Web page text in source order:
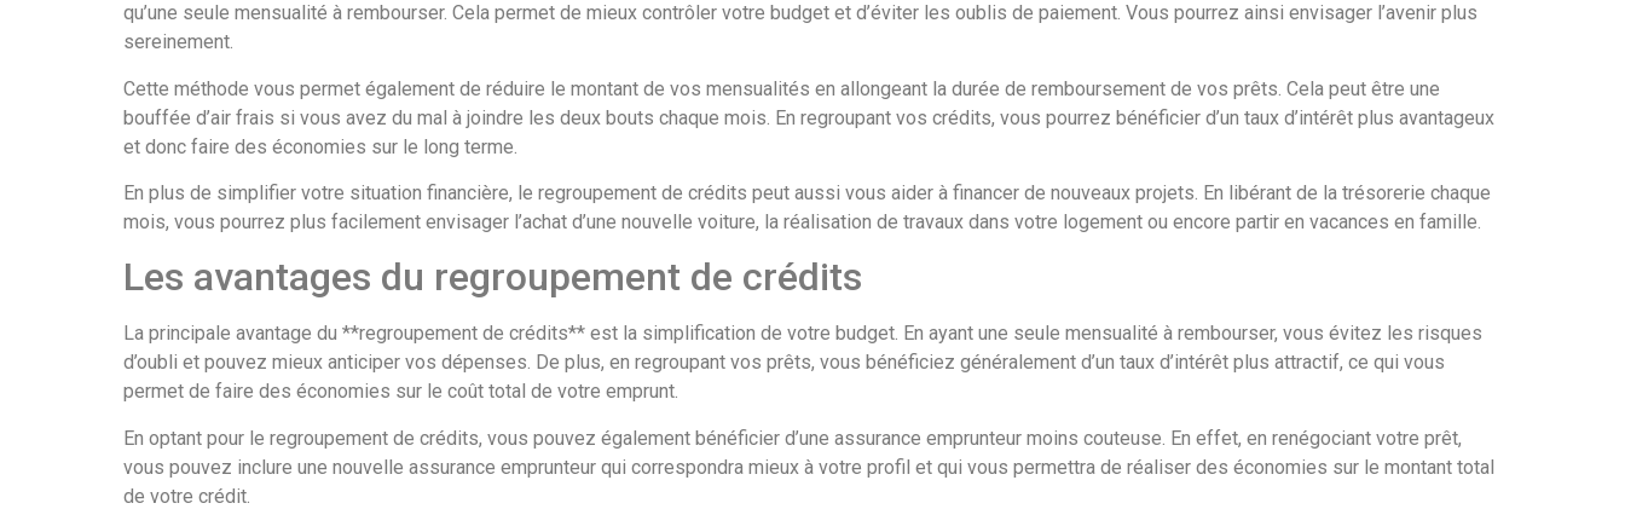
qu’une seule mensualité à rembourser. Cela permet de mieux contrôler votre budget et d’éviter les oublis de paiement. Vous pourrez ainsi envisager l’avenir plus
sereinement.
Cette méthode vous permet également de réduire le montant de vos mensualités en allongeant la durée de remboursement de vos prêts. Cela peut être une
bouffée d’air frais si vous avez du mal à joindre les deux bouts chaque mois. En regroupant vos crédits, vous pourrez bénéficier d’un taux d’intérêt plus avantageux
et donc faire des économies sur le long terme.
En plus de simplifier votre situation financière, le regroupement de crédits peut aussi vous aider à financer de nouveaux projets. En libérant de la trésorerie chaque
mois, vous pourrez plus facilement envisager l’achat d’une nouvelle voiture, la réalisation de travaux dans votre logement ou encore partir en vacances en famille.
Les avantages du regroupement de crédits
La principale avantage du **regroupement de crédits** est la simplification de votre budget. En ayant une seule mensualité à rembourser, vous évitez les risques
d’oubli et pouvez mieux anticiper vos dépenses. De plus, en regroupant vos prêts, vous bénéficiez généralement d’un taux d’intérêt plus attractif, ce qui vous
permet de faire des économies sur le coût total de votre emprunt.
En optant pour le regroupement de crédits, vous pouvez également bénéficier d’une assurance emprunteur moins couteuse. En effet, en renégociant votre prêt,
vous pouvez inclure une nouvelle assurance emprunteur qui correspondra mieux à votre profil et qui vous permettra de réaliser des économies sur le montant total
de votre crédit.